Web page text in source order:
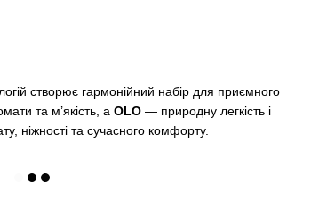
створює гармонійний набір для приємного
та м’якість, а OLO — природну легкість і
ніжності та сучасного комфорту.